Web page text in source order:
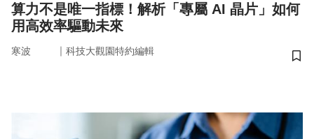
算力不是唯一指標！解析「專屬 AI 晶片」如何
用高效率驅動未來
寒波 ｜ 科技大觀園特約編輯
儲